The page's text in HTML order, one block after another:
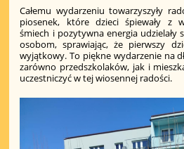
Całemu wydarzeniu towarzyszyły
piosenek, które dzieci śpiewały z
śmiech i pozytywna energia udzielały
osobom, sprawiając, że pierwszy
wyjątkowy. To piękne wydarzenie na
zarówno przedszkolaków, jak i
uczestniczyć w tej wiosennej radości.